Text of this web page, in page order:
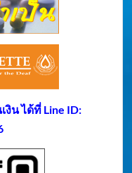
น ได้ที่ Line ID: